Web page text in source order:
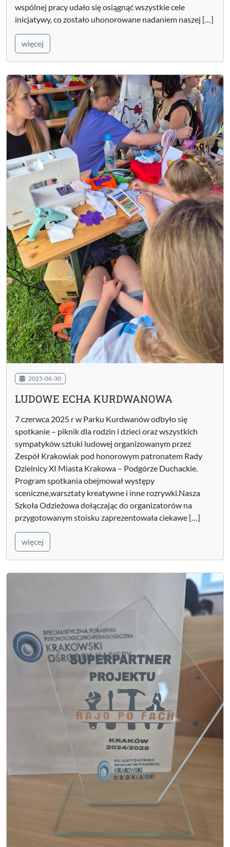
wspólnej pracy udało się osiągnąć wszystkie cele
inicjatywy, co zostało uhonorowane nadaniem naszej […]
więcej
2025-06-30
LUDOWE ECHA KURDWANOWA
7 czerwca 2025 r w Parku Kurdwanów odbyło się
spotkanie – piknik dla rodzin i dzieci oraz wszystkich
sympatyków sztuki ludowej organizowanym przez
Zespół Krakowiak pod honorowym patronatem Rady
Dzielnicy XI Miasta Krakowa – Podgórze Duchackie.
Program spotkania obejmował występy
sceniczne,warsztaty kreatywne i inne rozrywki.Nasza
Szkoła Odzieżowa dołączając do organizatorów na
przygotowanym stoisku zaprezentowała ciekawe […]
więcej